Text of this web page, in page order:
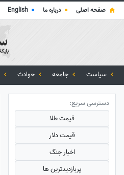
صفحه اصلی ● درباره ما ●
English
سیاست جامعه حوادث
دسترسی سریع:
قیمت طلا
قیمت دلار
اخبار جنگ
پربازدید‌ترین ها